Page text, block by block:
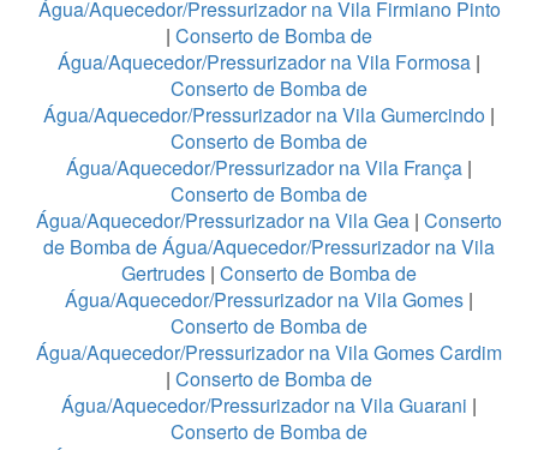
Água/Aquecedor/Pressurizador na Vila Firmiano Pinto
| Conserto de Bomba de
Água/Aquecedor/Pressurizador na Vila Formosa |
Conserto de Bomba de
Água/Aquecedor/Pressurizador na Vila Gumercindo |
Conserto de Bomba de
Água/Aquecedor/Pressurizador na Vila França |
Conserto de Bomba de
Água/Aquecedor/Pressurizador na Vila Gea | Conserto
de Bomba de Água/Aquecedor/Pressurizador na Vila
Gertrudes | Conserto de Bomba de
Água/Aquecedor/Pressurizador na Vila Gomes |
Conserto de Bomba de
Água/Aquecedor/Pressurizador na Vila Gomes Cardim
| Conserto de Bomba de
Água/Aquecedor/Pressurizador na Vila Guarani |
Conserto de Bomba de